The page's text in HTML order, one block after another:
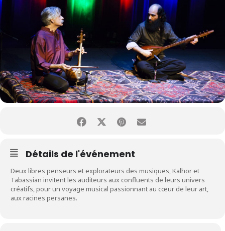
Détails de l'événement
Deux libres penseurs et explorateurs des musiques, Kalhor et
Tabassian invitent les auditeurs aux confluents de leurs univers
créatifs, pour un voyage musical passionnant au cœur de leur art,
aux racines persanes.